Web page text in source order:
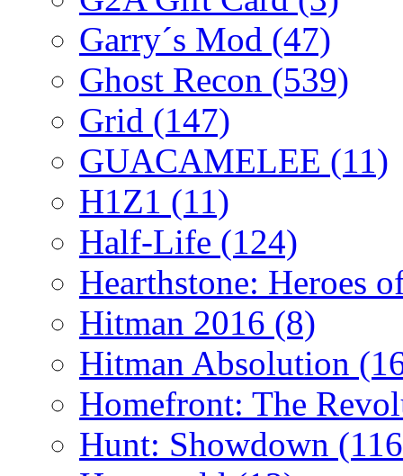
Garry´s Mod (47)
Ghost Recon (539)
Grid (147)
GUACAMELEE (11)
H1Z1 (11)
Half-Life (124)
Hearthstone: Heroes
Hitman 2016 (8)
Hitman Absolution
Homefront: The
Hunt: Showdown